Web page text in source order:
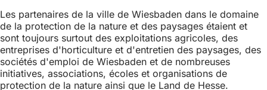
Les partenaires de la ville de Wiesbaden dans le domaine
de la protection de la nature et des paysages étaient et
sont toujours surtout des exploitations agricoles, des
entreprises d'horticulture et d'entretien des paysages, des
sociétés d'emploi de Wiesbaden et de nombreuses
initiatives, associations, écoles et organisations de
protection de la nature ainsi que le Land de Hesse.